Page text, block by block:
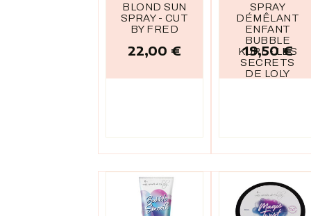
BLOND SUN
SPRAY - CUT
BY FRED
Prix
22,00 €
SPRAY
DÉMÊLANT
ENFANT
BUBBLE
KURL - LES
SECRETS
DE LOLY
Prix
19,50 €